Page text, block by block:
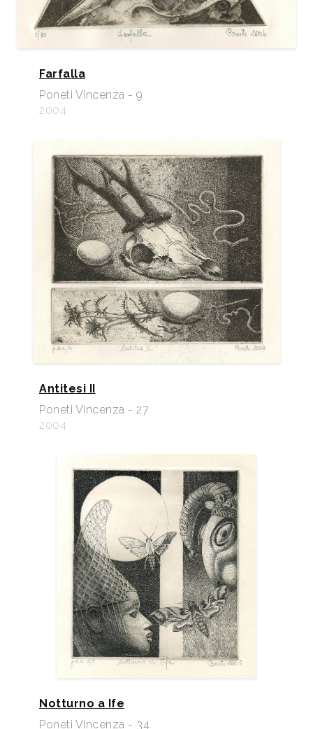
Farfalla
Poneti Vincenza - 9
2004
Antitesi II
Poneti Vincenza - 27
2004
Notturno a Ife
Poneti Vincenza - 34